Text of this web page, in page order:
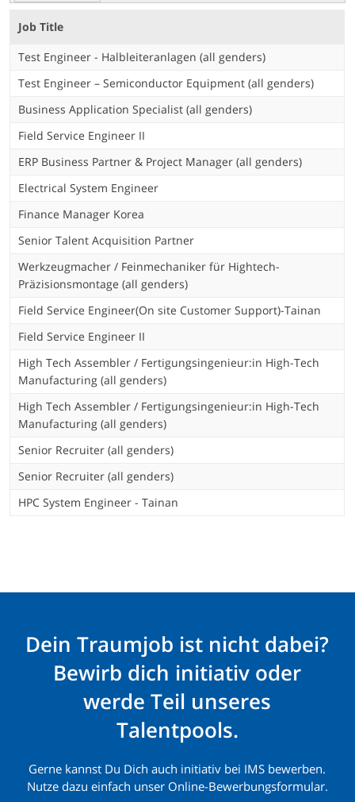
Job Title
Test Engineer - Halbleiteranlagen (all genders)
Test Engineer – Semiconductor Equipment (all genders)
Business Application Specialist (all genders)
Field Service Engineer II
ERP Business Partner & Project Manager (all genders)
Electrical System Engineer
Finance Manager Korea
Senior Talent Acquisition Partner
Werkzeugmacher / Feinmechaniker für Hightech-
Präzisionsmontage (all genders)
Field Service Engineer(On site Customer Support)-Tainan
Field Service Engineer II
High Tech Assembler / Fertigungsingenieur:in High-Tech
Manufacturing (all genders)
High Tech Assembler / Fertigungsingenieur:in High-Tech
Manufacturing (all genders)
Senior Recruiter (all genders)
Senior Recruiter (all genders)
HPC System Engineer - Tainan
Dein Traumjob ist nicht dabei?
Bewirb dich initiativ oder
werde Teil unseres
Talentpools.
Gerne kannst Du Dich auch initiativ bei IMS bewerben.
Nutze dazu einfach unser Online-Bewerbungsformular.